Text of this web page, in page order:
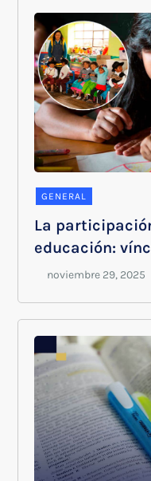
GENERAL
La
educación: